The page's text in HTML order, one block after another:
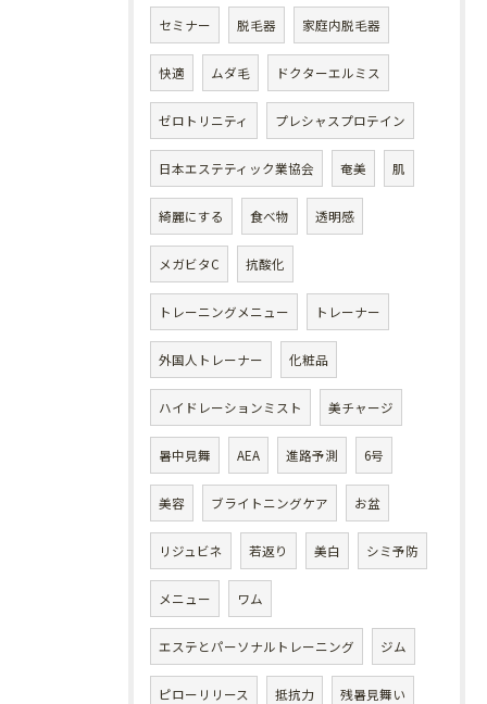
セミナー 脱毛器 家庭内脱毛器
快適 ムダ毛 ドクターエルミス
ゼロトリニティ プレシャスプロテイン
日本エステティック業協会 奄美 肌
綺麗にする 食べ物 透明感
メガビタC 抗酸化
トレーニングメニュー トレーナー
外国人トレーナー 化粧品
ハイドレーションミスト 美チャージ
暑中見舞 AEA 進路予測 6号
美容 ブライトニングケア お盆
リジュビネ 若返り 美白 シミ予防
メニュー ワム
エステとパーソナルトレーニング ジム
ピローリリース 抵抗力 残暑見舞い